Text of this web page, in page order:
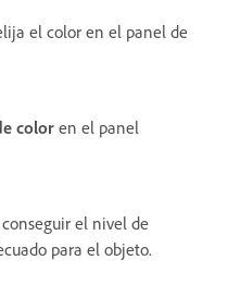
el color en el panel de
color en el panel
el nivel de
para el objeto.